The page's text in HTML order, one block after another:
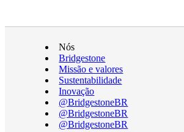
Nós
Bridgestone
Missão e valores
Sustentabilidade
Inovação
@BridgestoneBR
@BridgestoneBR
@BridgestoneBR